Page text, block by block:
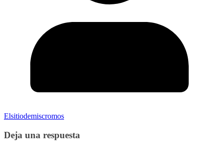
Elsitiodemiscromos
Deja una respuesta